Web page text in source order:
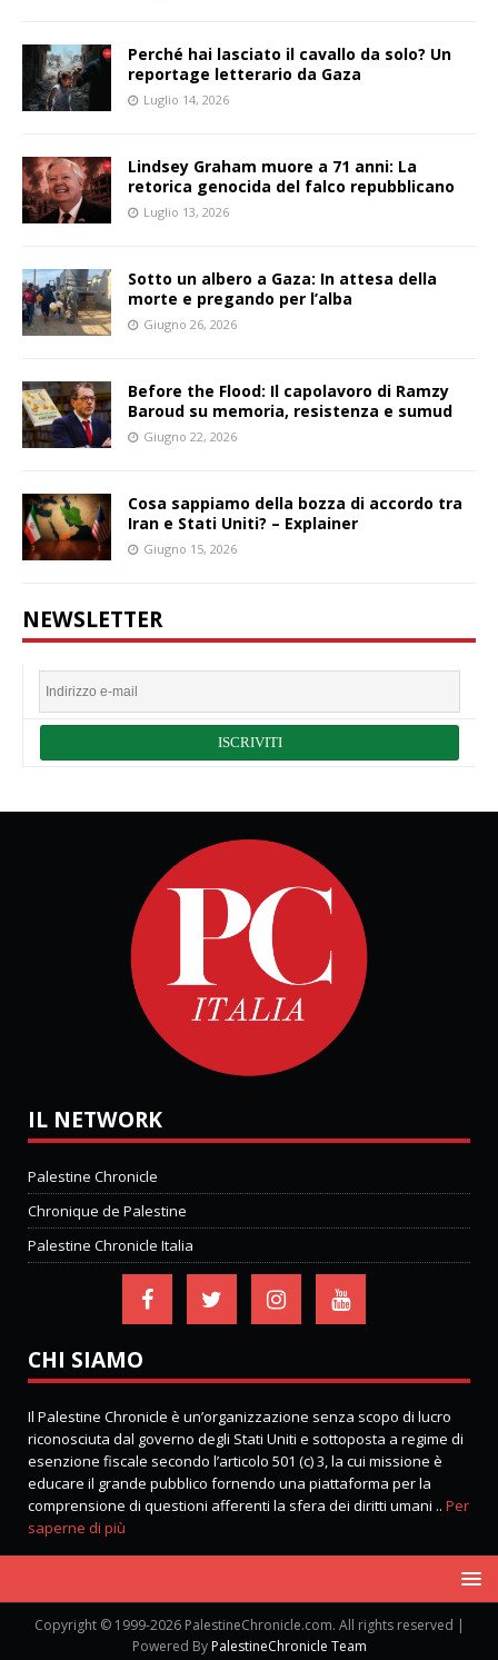
Perché hai lasciato il cavallo da solo? Un
reportage letterario da Gaza
Luglio 14, 2026
Lindsey Graham muore a 71 anni: La
retorica genocida del falco repubblicano
Luglio 13, 2026
Sotto un albero a Gaza: In attesa della
morte e pregando per l’alba
Giugno 26, 2026
Before the Flood: Il capolavoro di Ramzy
Baroud su memoria, resistenza e sumud
Giugno 22, 2026
Cosa sappiamo della bozza di accordo tra
Iran e Stati Uniti? – Explainer
Giugno 15, 2026
NEWSLETTER
IL NETWORK
Palestine Chronicle
Chronique de Palestine
Palestine Chronicle Italia
CHI SIAMO
Il Palestine Chronicle è un’organizzazione senza scopo di lucro
riconosciuta dal governo degli Stati Uniti e sottoposta a regime di
esenzione fiscale secondo l’articolo 501 (c) 3, la cui missione è
educare il grande pubblico fornendo una piattaforma per la
comprensione di questioni afferenti la sfera dei diritti umani .. Per
saperne di più
Copyright © 1999-2026 PalestineChronicle.com. All rights reserved |
Powered By PalestineChronicle Team